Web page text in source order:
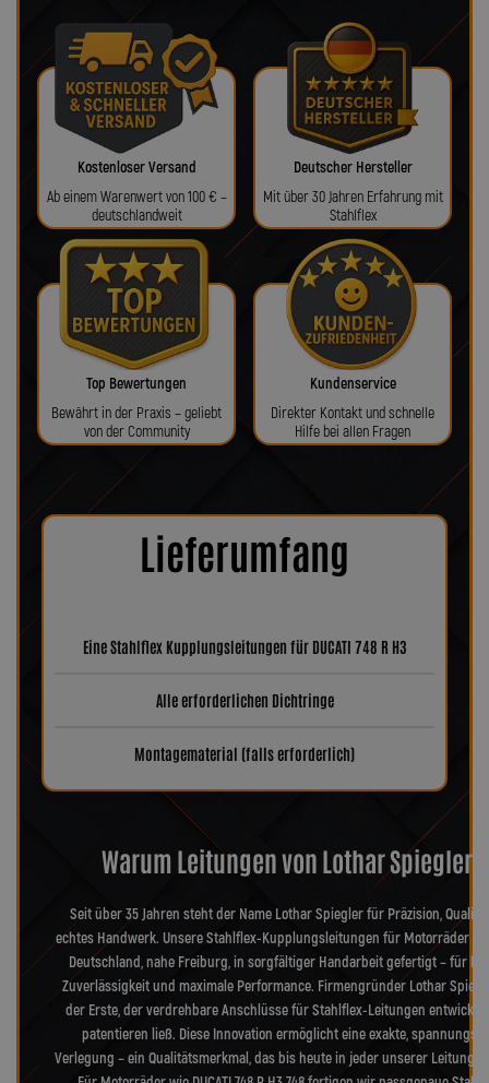
Kostenloser Versand
Ab einem Warenwert von 100 € –
deutschlandweit
Deutscher Hersteller
Mit über 30 Jahren Erfahrung mit
Stahlflex
Top Bewertungen
Bewährt in der Praxis – geliebt
von der Community
Kundenservice
Direkter Kontakt und schnelle
Hilfe bei allen Fragen
Lieferumfang
Eine Stahlflex Kupplungsleitungen für DUCATI 748 R H3
Alle erforderlichen Dichtringe
Montagematerial (falls erforderlich)
Warum Leitungen von Lothar Spiegler?
Seit über 35 Jahren steht der Name Lothar Spiegler für Präzision,
echtes Handwerk. Unsere Stahlflex-Kupplungsleitungen für Motorräder
Deutschland, nahe Freiburg, in sorgfältiger Handarbeit gefertigt – für
Zuverlässigkeit und maximale Performance. Firmengründer Lothar
der Erste, der verdrehbare Anschlüsse für Stahlflex-Leitungen
patentieren ließ. Diese Innovation ermöglicht eine exakte,
Verlegung – ein Qualitätsmerkmal, das bis heute in jeder unserer